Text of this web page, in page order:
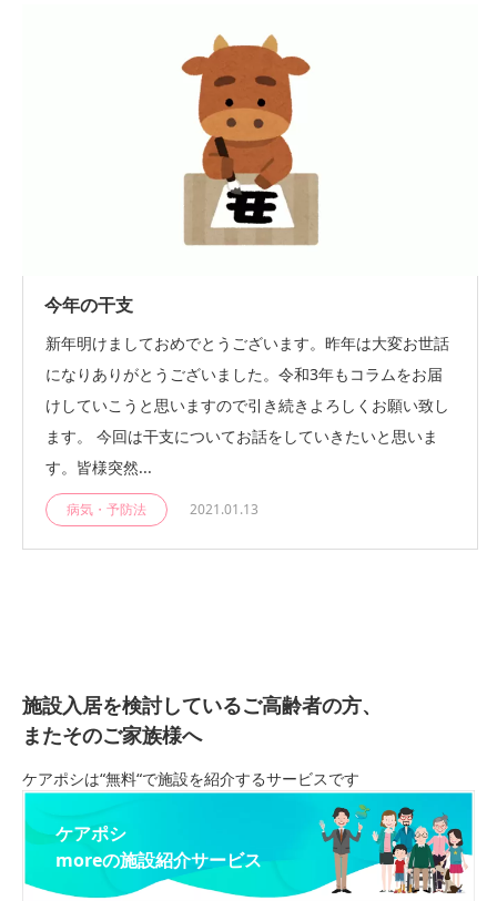
今年の干支
新年明けましておめでとうございます。昨年は大変お世話
になりありがとうございました。令和3年もコラムをお届
けしていこうと思いますので引き続きよろしくお願い致し
ます。 今回は干支についてお話をしていきたいと思いま
す。皆様突然...
病気・予防法 2021.01.13
施設入居を検討しているご高齢者の方、
またそのご家族様へ
ケアポシは“無料“で施設を紹介するサービスです
ケアポシ
moreの施設紹介サービス